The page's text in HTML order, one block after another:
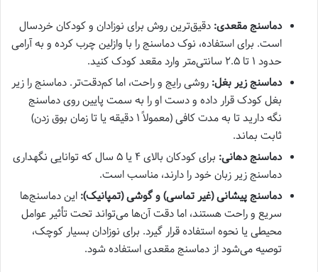
دماسنج مقعدی: دقیق‌ترین روش برای نوزادان و کودکان خردسال
است. برای استفاده، نوک دماسنج را با وازلین چرب کرده و به آرامی
حدود ۱ تا ۲.۵ سانتی‌متر وارد مقعد کودک کنید.
دماسنج زیر بغل: روشی رایج و راحت، اما کم‌دقت‌تر. دماسنج را زیر
بغل کودک قرار داده و دست او را به سمت پایین روی دماسنج
نگه دارید تا به مدت کافی (معمولاً ۱ دقیقه یا تا زمان بوق زدن)
ثابت بماند.
دماسنج دهانی:
برای کودکان بالای ۴ یا ۵ سال که توانایی نگهداری
دماسنج زیر زبان خود را دارند، مناسب است.
دماسنج پیشانی (غیر تماسی) و گوشی (تمپانیک): این دماسنج‌ها
سریع و راحت هستند، اما دقت آن‌ها می‌تواند تحت تأثیر عوامل
محیطی یا نحوه استفاده قرار گیرد. برای نوزادان بسیار کوچک،
توصیه می‌شود از دماسنج مقعدی استفاده شود.